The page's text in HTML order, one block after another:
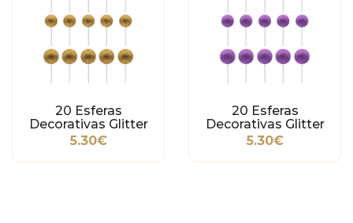
20 Esferas
Decorativas Glitter
Ouro
5.30€
20 Esferas
Decorativas Glitter
Violeta
5.30€